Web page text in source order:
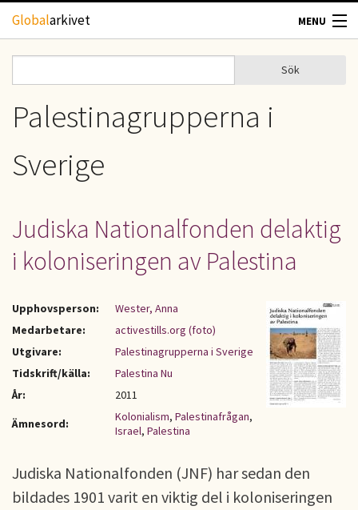
Hoppa till huvudinnehåll
Globalarkivet MENU
TIDSKRIFTER
GEOGRAFI
OM OSS
Sökformulär
Sök
Palestinagrupperna i
Sverige
Judiska Nationalfonden delaktig
i koloniseringen av Palestina
Upphovsperson:
Wester, Anna
Medarbetare:
activestills.org (foto)
Utgivare:
Palestinagrupperna i Sverige
Tidskrift/källa:
Palestina Nu
År:
2011
Ämnesord:
Kolonialism, Palestinafrågan,
Israel, Palestina
Judiska Nationalfonden (JNF) har sedan den
bildades 1901 varit en viktig del i koloniseringen